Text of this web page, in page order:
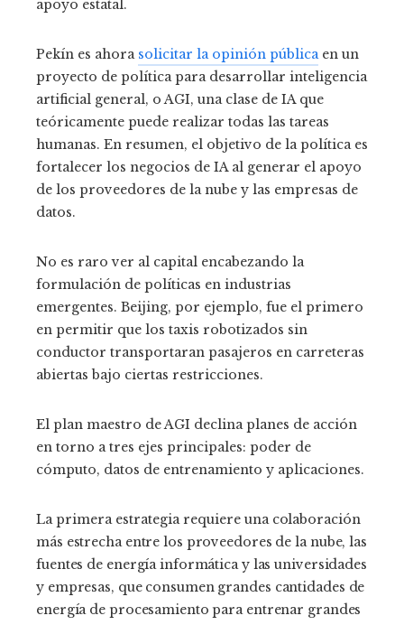
apoyo estatal.
Pekín es ahora solicitar la opinión públicaen un
proyecto de política para desarrollar inteligencia
artificial general, o AGI, una clase de IA que
teóricamente puede realizar todas las tareas
humanas. En resumen, el objetivo de la política es
fortalecer los negocios de IA al generar el apoyo
de los proveedores de la nube y las empresas de
datos.
No es raro ver al capital encabezando la
formulación de políticas en industrias
emergentes. Beijing, por ejemplo, fue el primero
en permitir que los taxis robotizados sin
conductor transportaran pasajeros en carreteras
abiertas bajo ciertas restricciones.
El plan maestro de AGI declina planes de acción
en torno a tres ejes principales: poder de
cómputo, datos de entrenamiento y aplicaciones.
La primera estrategia requiere una colaboración
más estrecha entre los proveedores de la nube, las
fuentes de energía informática y las universidades
y empresas, que consumen grandes cantidades de
energía de procesamiento para entrenar grandes